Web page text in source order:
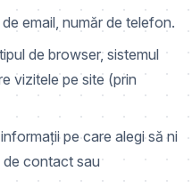
email, număr de telefon.
de browser, sistemul
vizitele pe site (prin
pe care alegi să ni
de contact sau